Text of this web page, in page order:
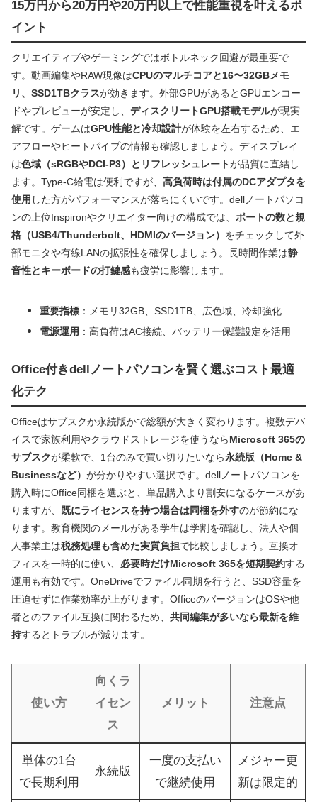
15万円から20万円や20万円以上で性能重視を叶えるポ
イント
クリエイティブやゲーミングではボトルネック回避が最重要で
す。動画編集やRAW現像はCPUのマルチコアと16〜32GBメモ
リ、SSD1TBクラスが効きます。外部GPUがあるとGPUエンコー
ドやプレビューが安定し、 ディスクリートGPU搭載モデルが現実
解です。ゲームはGPU性能と冷却設計が体験を左右するため、エ
アフローやヒートパイプの情報も確認しましょう。ディスプレイ
は色域（sRGBやDCI-P3）とリフレッシュレートが品質に直結し
ます。Type‑C給電は便利ですが、 高負荷時は付属のDCアダプタを
使用 した方がパフォーマンスが落ちにくいです。dellノートパソコ
ンの上位Inspironやクリエイター向けの構成では、 ポートの数と規
格（USB4/Thunderbolt、HDMIのバージョン） をチェックして外
部モニタや有線LANの拡張性を確保しましょう。長時間作業は静
音性とキーボードの打鍵感も疲労に影響します。
重要指標 ：メモリ32GB、SSD1TB、広色域、冷却強化
電源運用 ：高負荷はAC接続、バッテリー保護設定を活用
Office付きdellノートパソコンを賢く選ぶコスト最適
化テク
Officeはサブスクか永続版かで総額が大きく変わります。複数デバ
イスで家族利用やクラウドストレージを使うならMicrosoft 365の
サブスクが柔軟で、1台のみで買い切りたいなら永続版（Home &
Businessなど） が分かりやすい選択です。dellノートパソコンを
購入時にOffice同梱を選ぶと、単品購入より割安になるケースがあ
りますが、
既にライセンスを持つ場合は同梱を外すのが節約にな
ります。教育機関のメールがある学生は学割を確認し、法人や個
人事業主は税務処理も含めた実質負担で比較しましょう。互換オ
フィスを一時的に使い、 必要時だけMicrosoft 365を短期契約する
運用も有効です。OneDriveでファイル同期を行うと、SSD容量を
圧迫せずに作業効率が上がります。OfficeのバージョンはOSや他
者とのファイル互換に関わるため、 共同編集が多いなら最新を維
持するとトラブルが減ります。
使い方
向くラ
イセン
ス
メリット 注意点
単体の1台
で長期利用
永続版
一度の支払い
で継続使用
メジャー更
新は限定的